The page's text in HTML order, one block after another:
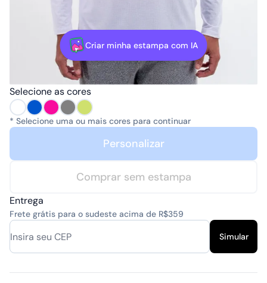
Criar minha estampa com IA
Selecione as cores
* Selecione uma ou mais cores para continuar
Personalizar
Comprar sem estampa
Entrega
Frete grátis para o sudeste acima de R$359
Simular